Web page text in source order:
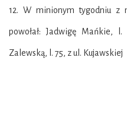
12. W minionym tygodniu z
powołał: Jadwigę Mańkie,
Zalewską, l. 75, z ul. Kujawskiej